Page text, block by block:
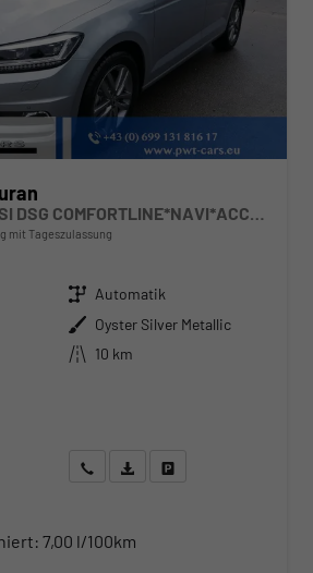
Comfortline 1.5 TSI DSG COMFORTLINE*NAVI*ACC*PDC*LED*SHZ*KAMERA*7-SITZER*17-ZOLL
mit Tageszulassung
Getriebe Automatik
Außenfarbe Oyster Silver Metallic
Kilometerstand
10 km
Wir rufen Sie anAngebot drucken (PDF)
7,00 l/100km